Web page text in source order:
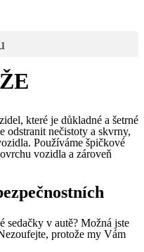
které je důkladné a šetrné
odstranit nečistoty a skvrny,
Používáme špičkové
vozidla a zároveň
sedačky v autě? Možná jste
protože my Vám